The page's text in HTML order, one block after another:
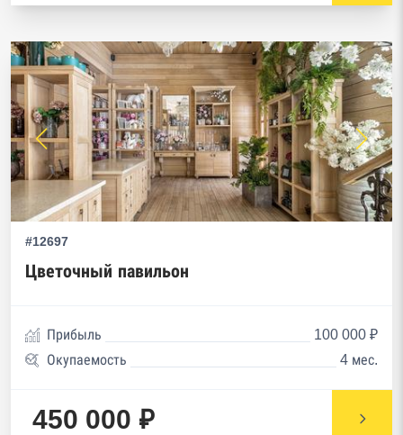
#12697
Цветочный павильон
Прибыль
100 000 ₽
Окупаемость
4 мес.
450 000 ₽